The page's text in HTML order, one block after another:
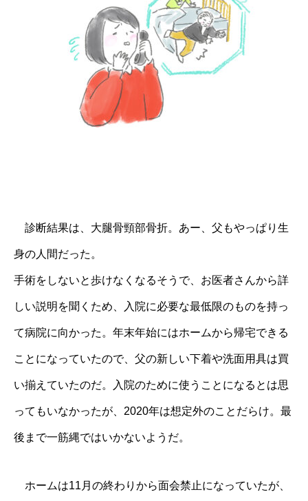
診断結果は、大腿骨頸部骨折。あー、父もやっぱり生
身の人間だった。
手術をしないと歩けなくなるそうで、お医者さんから詳
しい説明を聞くため、入院に必要な最低限のものを持っ
て病院に向かった。年末年始にはホームから帰宅できる
ことになっていたので、父の新しい下着や洗面用具は買
い揃えていたのだ。入院のために使うことになるとは思
ってもいなかったが、2020年は想定外のことだらけ。最
後まで一筋縄ではいかないようだ。
ホームは11月の終わりから面会禁止になっていたが、